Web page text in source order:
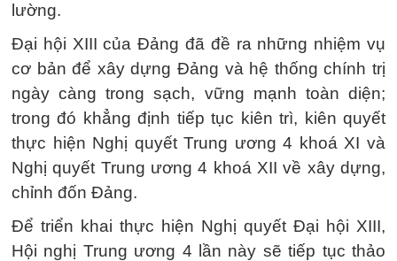
lường.
Đại hội XIII của Đảng đã đề ra những nhiệm vụ
cơ bản để xây dựng Đảng và hệ thống chính trị
ngày càng trong sạch, vững mạnh toàn diện;
trong đó khẳng định tiếp tục kiên trì, kiên quyết
thực hiện Nghị quyết Trung ương 4 khoá XI và
Nghị quyết Trung ương 4 khoá XII về xây dựng,
chỉnh đốn Đảng.
Để triển khai thực hiện Nghị quyết Đại hội XIII,
Hội nghị Trung ương 4 lần này sẽ tiếp tục thảo